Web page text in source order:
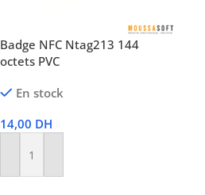
Badge NFC Ntag213 144
octets PVC
En stock
14,00 DH
Ajouter Au Panier